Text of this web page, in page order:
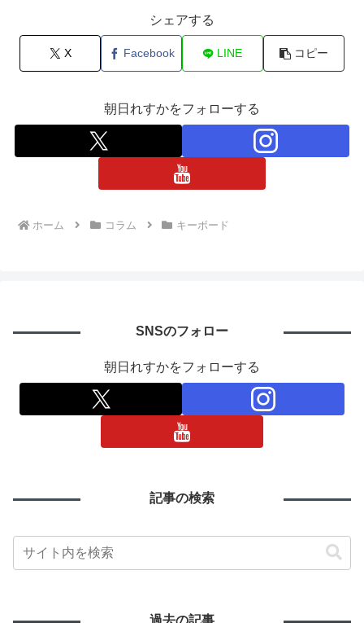
シェアする
X Facebook LINE コピー
朝日れすかをフォローする
ホーム コラム キーボード
SNSのフォロー
朝日れすかをフォローする
記事の検索
過去の記事